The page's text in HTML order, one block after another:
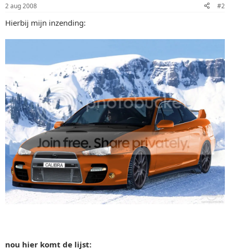
2 aug 2008 #2
Hierbij mijn inzending:
nou hier komt de lijst: